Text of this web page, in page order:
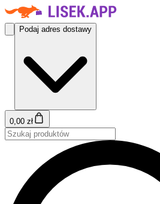
Podaj adres dostawy
0,00 zł